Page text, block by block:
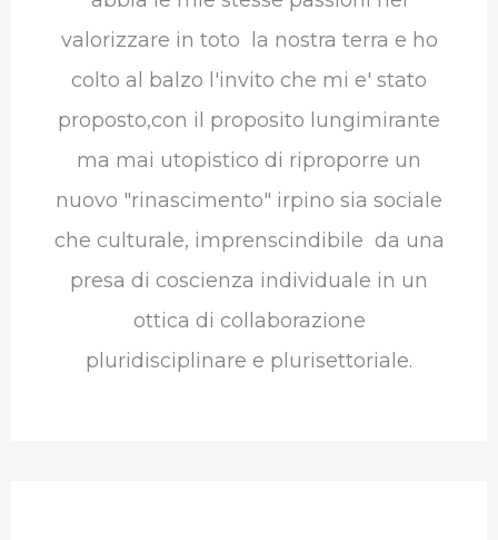
valorizzare in toto la nostra terra e ho
colto al balzo l'invito che mi e' stato
proposto,con il proposito lungimirante
ma mai utopistico di riproporre un
nuovo "rinascimento" irpino sia sociale
che culturale, imprenscindibile da una
presa di coscienza individuale in un
ottica di collaborazione
pluridisciplinare e plurisettoriale.